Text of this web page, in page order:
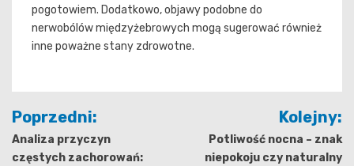
pogotowiem. Dodatkowo, objawy podobne do
nerwobólów międzyżebrowych mogą sugerować również
inne poważne stany zdrowotne.
Nawigacja
wpisu
Poprzedni:
Analiza przyczyn
częstych zachorowań:
Kolejny:
Potliwość nocna – znak
niepokoju czy naturalny